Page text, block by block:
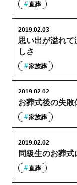
直葬
思い出が溢れて
しさ
2019.02.03
家族葬
お葬式後の失敗
2019.02.02
家族葬
同級生のお葬
2019.02.02
直葬